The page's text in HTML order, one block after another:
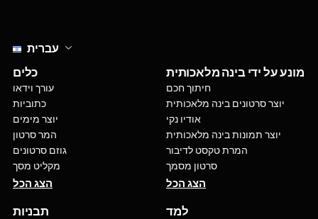
עברית
כלים
עורך וידאו
כתוביות
יוצר מימים
המר סרטון
גוזם סרטונים
מקליט מסך
הצג הכל
מונע על ידי בינה מלאכותית
חיתוך חכם
יוצר סרטונים בינה מלאכותית
אודיו נקי
יוצר תמונות בינה מלאכותית
המרת טקסט לדיבור
סרטון מסמך
הצג הכל
תבניות למד